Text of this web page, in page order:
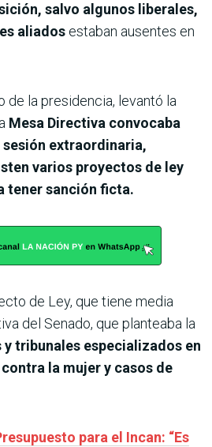
salvo algunos liberales,
aliados estaban ausentes en
de la presidencia, levantó la
Mesa Directiva convocaba
extraordinaria,
varios proyectos de ley
tener sanción ficta.
de Ley, que tiene media
del Senado, que planteaba la
y tribunales especializados en
la mujer y casos de
para el Incan: “Es